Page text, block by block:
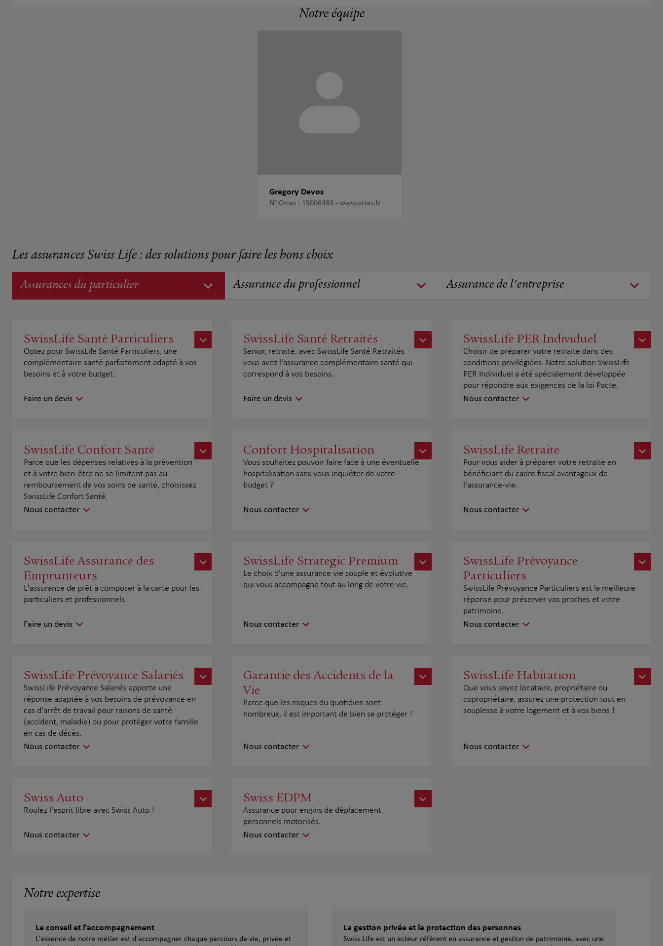
Notre équipe
Gregory Devos
N° Orias : 15006483 - www.orias.fr
Les assurances Swiss Life : des solutions pour faire les bons choix
Assurances du particulier Assurance du professionnel Assurance de l'entreprise
SwissLife Santé Particuliers
Optez pour SwissLife Santé Particuliers, une
complémentaire santé parfaitement adapté à vos
besoins et à votre budget.
Faire un devis
SwissLife Santé Retraités
Senior, retraité, avec SwissLife Santé Retraités
vous avez l'assurance complémentaire santé qui
correspond à vos besoins.
Faire un devis
SwissLife PER Individuel
Choisir de préparer votre retraite dans des
conditions privilégiées. Notre solution SwissLife
PER Individuel a été spécialement développée
pour répondre aux exigences de la loi Pacte.
Nous contacter
SwissLife Confort Santé
Parce que les dépenses relatives à la prévention
et à votre bien-être ne se limitent pas au
remboursement de vos soins de santé, choisissez
SwissLife Confort Santé.
Nous contacter
Confort Hospitalisation
Vous souhaitez pouvoir faire face à une éventuelle
hospitalisation sans vous inquiéter de votre
budget ?
Nous contacter
SwissLife Retraite
Pour vous aider à préparer votre retraite en
bénéficiant du cadre fiscal avantageux de
l'assurance-vie.
Nous contacter
SwissLife Assurance des
Emprunteurs
L'assurance de prêt à composer à la carte pour les
particuliers et professionnels.
Faire un devis
SwissLife Strategic Premium
Le choix d'une assurance vie souple et évolutive
qui vous accompagne tout au long de votre vie.
Nous contacter
SwissLife Prévoyance
Particuliers
SwissLife Prévoyance Particuliers est la meilleure
réponse pour préserver vos proches et votre
patrimoine.
Nous contacter
SwissLife Prévoyance Salariés
SwissLife Prévoyance Salariés apporte une
réponse adaptée à vos besoins de prévoyance en
cas d'arrêt de travail pour raisons de santé
(accident, maladie) ou pour protéger votre famille
en cas de décès.
Nous contacter
Garantie des Accidents de la
Vie
Parce que les risques du quotidien sont
nombreux, il est important de bien se protéger !
Nous contacter
SwissLife Habitation
Que vous soyez locataire, propriétaire ou
copropriétaire, assurez une protection tout en
souplesse à votre logement et à vos biens !
Nous contacter
Swiss Auto
Roulez l'esprit libre avec Swiss Auto !
Nous contacter
Swiss EDPM
Assurance pour engins de déplacement
personnels motorisés.
Nous contacter
Notre expertise
Le conseil et l'accompagnement
L'essence de notre métier est d'accompagner chaque parcours de vie, privée et
La gestion privée et la protection des personnes
Swiss Life est un acteur référent en assurance et gestion de patrimoine, avec une